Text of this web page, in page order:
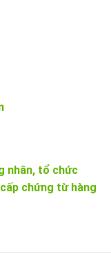
nhân, tổ chức
chứng từ hàng